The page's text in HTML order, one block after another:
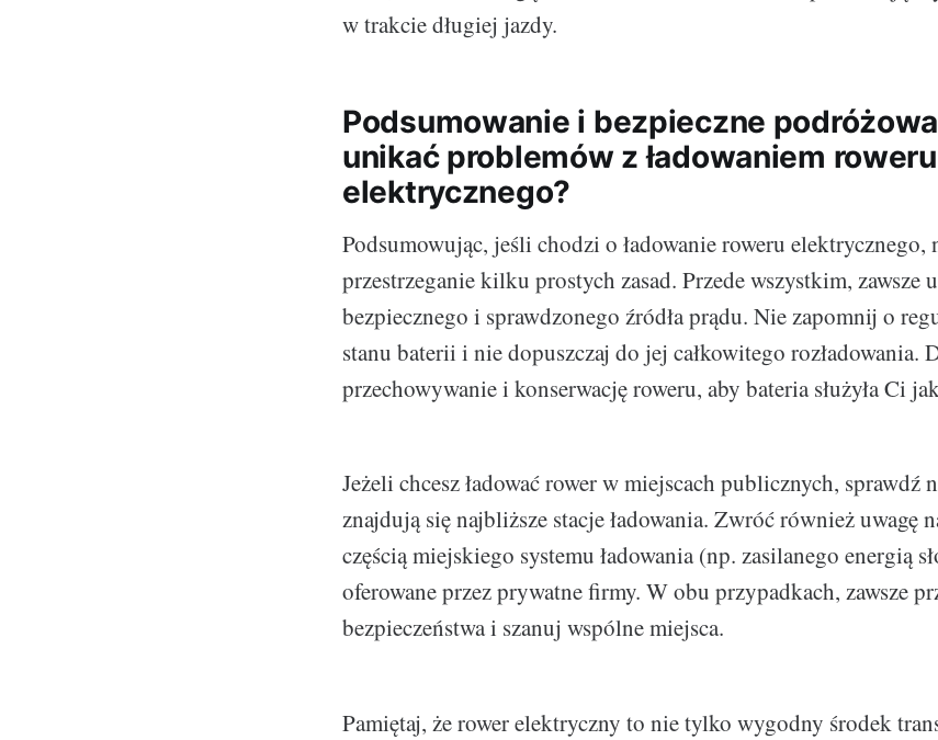
w trakcie długiej jazdy.
Podsumowanie i bezpieczne
unikać problemów z ładowaniem roweru
elektrycznego?
Podsumowując, jeśli chodzi o ładowanie roweru elektrycznego,
przestrzeganie kilku prostych zasad. Przede wszystkim, zawsze
bezpiecznego i sprawdzonego źródła prądu. Nie zapomnij o
stanu baterii i nie dopuszczaj do jej całkowitego rozładowania.
przechowywanie i konserwację roweru, aby bateria służyła Ci
Jeżeli chcesz ładować rower w miejscach publicznych, sprawdź
znajdują się najbliższe stacje ładowania. Zwróć również uwagę
częścią miejskiego systemu ładowania (np. zasilanego energią
oferowane przez prywatne firmy. W obu przypadkach, zawsze
bezpieczeństwa i szanuj wspólne miejsca.
Pamiętaj, że rower elektryczny to nie tylko wygodny środek